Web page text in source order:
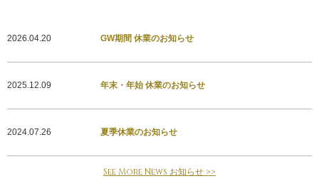
2026.04.20 GW期間 休業のお知らせ
2025.12.09 年末・年始 休業のお知らせ
2024.07.26 夏季休業のお知らせ
See More News お知らせ >>